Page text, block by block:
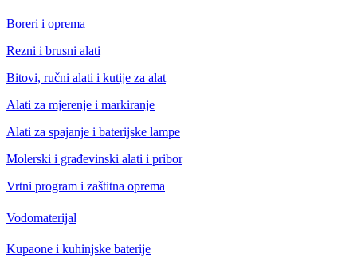
Boreri i oprema
Rezni i brusni alati
Bitovi, ručni alati i kutije za alat
Alati za mjerenje i markiranje
Alati za spajanje i baterijske lampe
Molerski i građevinski alati i pribor
Vrtni program i zaštitna oprema
Vodomaterijal
Kupaone i kuhinjske baterije